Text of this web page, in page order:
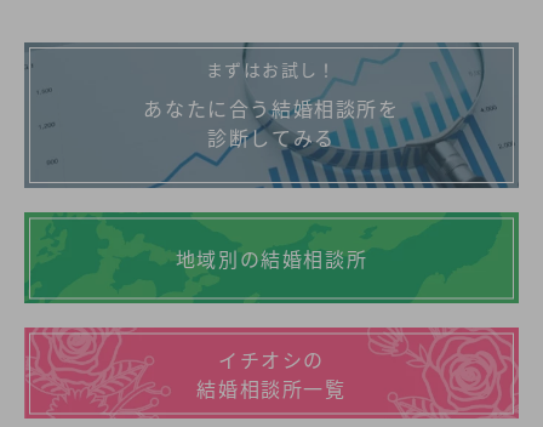
まずはお試し！
あなたに合う結婚相談所を
診断してみる
地域別の結婚相談所
イチオシの
結婚相談所一覧